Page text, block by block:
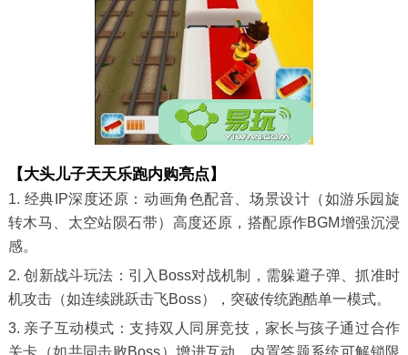
【大头儿子天天乐跑内购亮点】
1. 经典IP深度还原：动画角色配音、场景设计（如游乐园旋
转木马、太空站陨石带）高度还原，搭配原作BGM增强沉浸
感。
2. 创新战斗玩法：引入Boss对战机制，需躲避子弹、抓准时
机攻击（如连续跳跃击飞Boss），突破传统跑酷单一模式。
3. 亲子互动模式：支持双人同屏竞技，家长与孩子通过合作
关卡（如共同击败Boss）增进互动，内置答题系统可解锁限